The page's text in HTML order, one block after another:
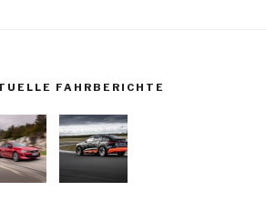
FAHRBERICHTE